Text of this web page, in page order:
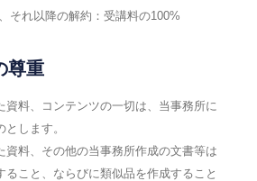
それ以降の解約：受講料の100%
尊重
資料、コンテンツの一切は、当事務所に
します。
資料、その他の当事務所作成の文書等は
ること、ならびに類似品を作成すること